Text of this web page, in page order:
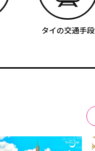
タイの交通手段